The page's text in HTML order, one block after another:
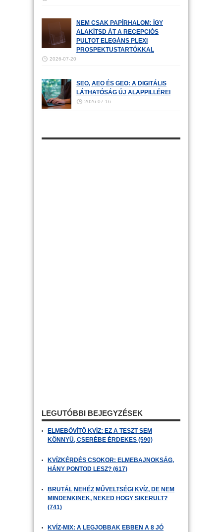
NEM CSAK PAPÍRHALOM: ÍGY
ALAKÍTSD ÁT A RECEPCIÓS
PULTOT ELEGÁNS PLEXI
PROSPEKTUSTARTÓKKAL
2026-07-20
SEO, AEO ÉS GEO: A DIGITÁLIS
LÁTHATÓSÁG ÚJ ALAPPILLÉREI
2026-07-16
LEGUTÓBBI BEJEGYZÉSEK
ELMEBŐVÍTŐ KVÍZ: EZ A TESZT SEM
KÖNNYŰ, CSERÉBE ÉRDEKES (590)
KVÍZKÉRDÉS CSOKOR: ELMEBAJNOKSÁG,
HÁNY PONTOD LESZ? (617)
BRUTÁL NEHÉZ MŰVELTSÉGI KVÍZ, DE NEM
MINDENKINEK, NEKED HOGY SIKERÜLT?
(741)
KVÍZ-MIX: A LEGJOBBAK EBBEN A 8 JÓ